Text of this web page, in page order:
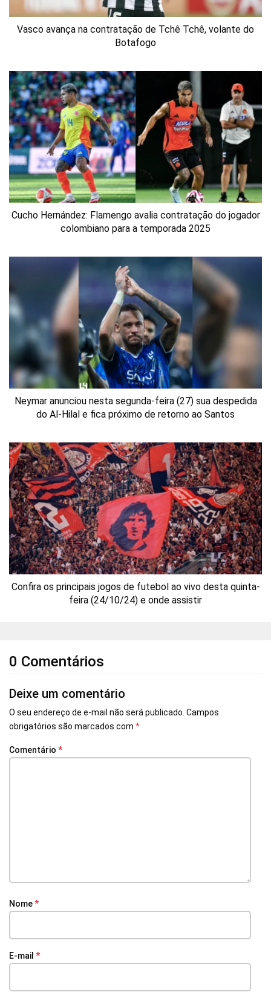
Vasco avança na contratação de Tchê Tchê, volante do
Botafogo
Cucho Hernández: Flamengo avalia contratação do jogador
colombiano para a temporada 2025
Neymar anunciou nesta segunda-feira (27) sua despedida
do Al-Hilal e fica próximo de retorno ao Santos
Confira os principais jogos de futebol ao vivo desta quinta-
feira (24/10/24) e onde assistir
0 Comentários
Deixe um comentário
O seu endereço de e-mail não será publicado. Campos
obrigatórios são marcados com *
Comentário *
Nome*
E-mail *